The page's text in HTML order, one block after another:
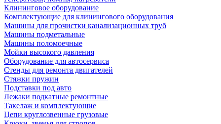
Клининговое оборудование
Комплектующие для клинингового оборудования
Машины для прочистки канализационных труб
Машины подметальные
Машины поломоечные
Мойки высокого давления
Оборудование для автосервиса
Стенды для ремонта двигателей
Стяжки пружин
Подставки под авто
Лежаки подкатные ремонтные
Такелаж и комплектующие
Цепи круглозвенные грузовые